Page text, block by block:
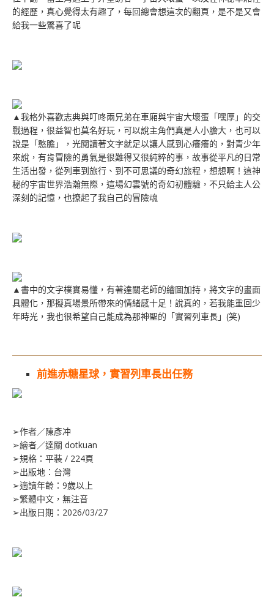
的經歷，真心覺得太有趣了，每回總會想這次的翻頁，是不是又會
給我一些驚喜了呢
▲我格外喜歡志典與叮咚兩兄弟在車廂與宇宙大壞蛋「嘿厚」的交
戰過程，很益智也莫名好玩，可以說主角們真是人小膽大，也可以
說是「憨膽」，光閱讀著文字就足以讓人感到心癢癢的，對青少年
來說，有肯冒險的勇氣是很難得又很純粹的事，故事從平凡的日常
生活出發，從列車到旅行、到不可思議的奇幻旅程，想想啊！這神
秘的宇宙世界浩瀚無際，這場幻雲號的奇幻初體驗，不只給主人公
深刻的記憶，也撩起了我自己的冒險魂
▲書中的文字樸實易懂，有著達關老師的繪圖加持，將文字的畫面
具體化，那擬真場景所帶來的情緒感十足！說真的，若我能重回少
年時光，我也很希望自己能成為那神聖的「實習列車長」(笑)
前進赤糖星球，實習列車長出任務
➢作者／陳彥冲
➢繪者／達關 dotkuan
➢規格：平裝 / 224頁
➢出版地：台灣
➢適讀年齡：9歲以上
➢繁體中文，無注音
➢出版日期：2026/03/27